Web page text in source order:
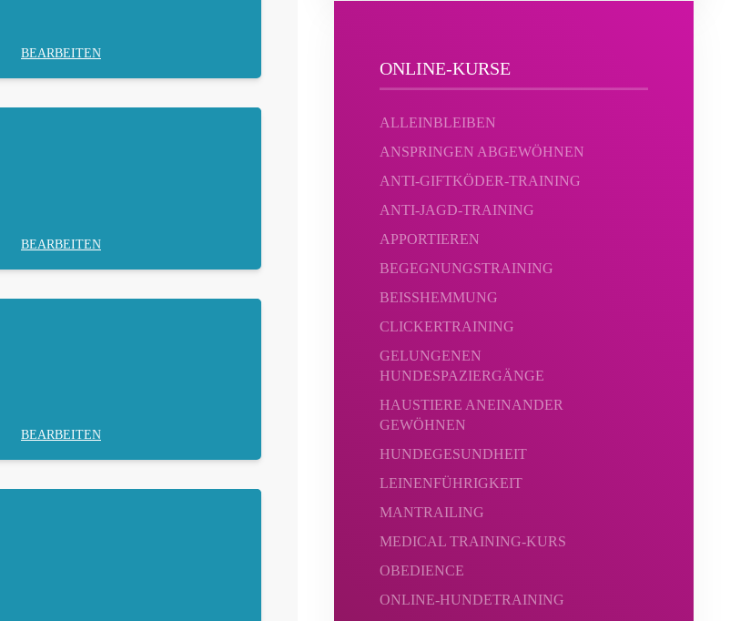
BEARBEITEN
BEARBEITEN
BEARBEITEN
ONLINE-KURSE
ALLEINBLEIBEN
ANSPRINGEN ABGEWÖHNEN
ANTI-GIFTKÖDER-TRAINING
ANTI-JAGD-TRAINING
APPORTIEREN
BEGEGNUNGSTRAINING
BEISSHEMMUNG
CLICKERTRAINING
GELUNGENEN
HUNDESPAZIERGÄNGE
HAUSTIERE ANEINANDER
GEWÖHNEN
HUNDEGESUNDHEIT
LEINENFÜHRIGKEIT
MANTRAILING
MEDICAL TRAINING-KURS
OBEDIENCE
ONLINE-HUNDETRAINING